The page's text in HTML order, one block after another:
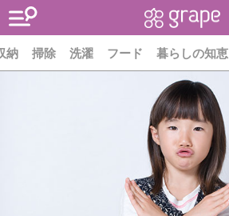
納 掃除 洗濯 フード 暮らしの知恵